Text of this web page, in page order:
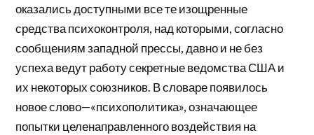
оказались доступными все те изощренные
средства психоконтроля, над которыми, согласно
сообщениям западной прессы, давно и не без
успеха ведут работу секретные ведомства США и
их некоторых союзников. В словаре появилось
новое слово—«психополитика», означающее
попытки целенаправленного воздействия на